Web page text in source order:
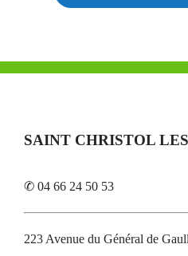
SAINT CHRISTOL
✆ 04 66 24 50 53
223 Avenue du Général de